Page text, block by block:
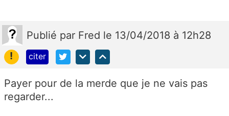
Publié par Fred le 13/04/2018 à 12h28
!
citer
Payer pour de la merde que je ne vais pas
regarder...